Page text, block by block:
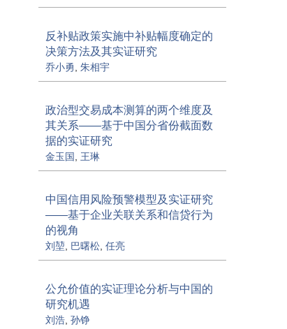
反补贴政策实施中补贴幅度确定的
决策方法及其实证研究
乔小勇 朱相宇
政治型交易成本测算的两个维度及
其关系——基于中国分省份截面数
据的实证研究
金玉国 王琳
中国信用风险预警模型及实证研究
——基于企业关联关系和信贷行为
的视角
刘堃, 巴曙松, 任亮
公允价值的实证理论分析与中国的
研究机遇
刘浩, 孙铮